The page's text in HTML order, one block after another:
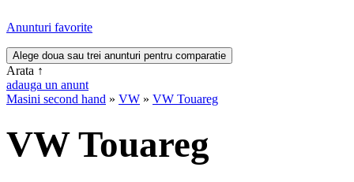
Anunturi favorite
Arata ↑
adauga un anunt
Masini second hand » VW » VW Touareg
VW Touareg